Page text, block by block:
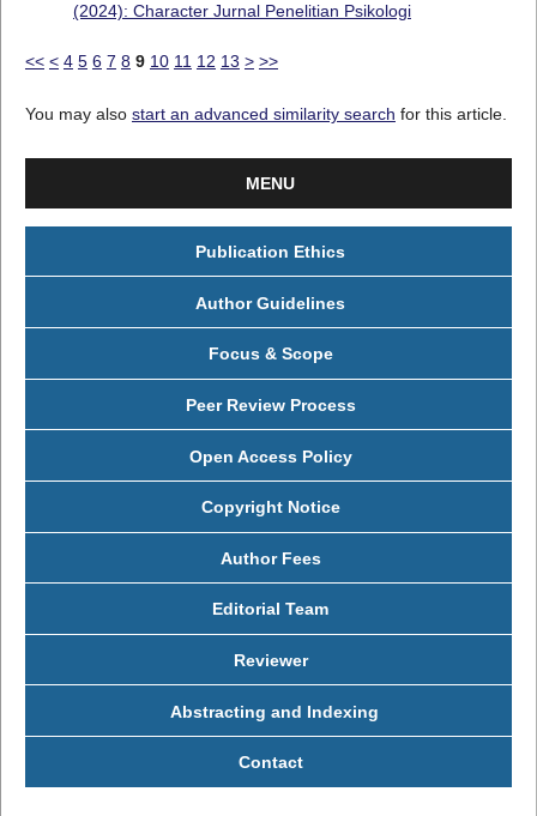
(2024): Character Jurnal Penelitian Psikologi
<< < 4 5 6 7 8 9 10 11 12 13 > >>
You may also start an advanced similarity search for this article.
MENU
Publication Ethics
Author Guidelines
Focus & Scope
Peer Review Process
Open Access Policy
Copyright Notice
Author Fees
Editorial Team
Reviewer
Abstracting and Indexing
Contact